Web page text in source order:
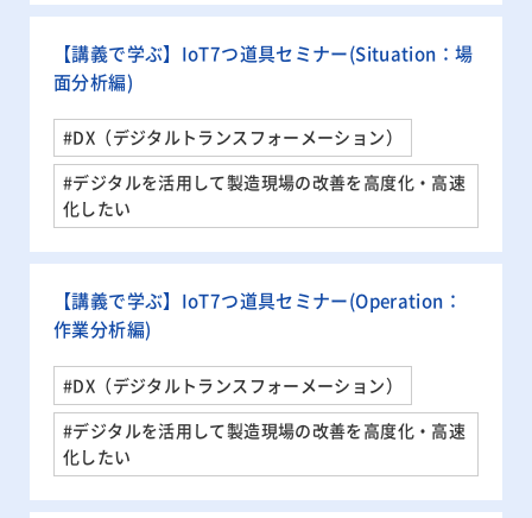
【講義で学ぶ】IoT7つ道具セミナー(Situation：場
面分析編)
#DX（デジタルトランスフォーメーション）
#デジタルを活用して製造現場の改善を高度化・高速
化したい
【講義で学ぶ】IoT7つ道具セミナー(Operation：
作業分析編)
#DX（デジタルトランスフォーメーション）
#デジタルを活用して製造現場の改善を高度化・高速
化したい